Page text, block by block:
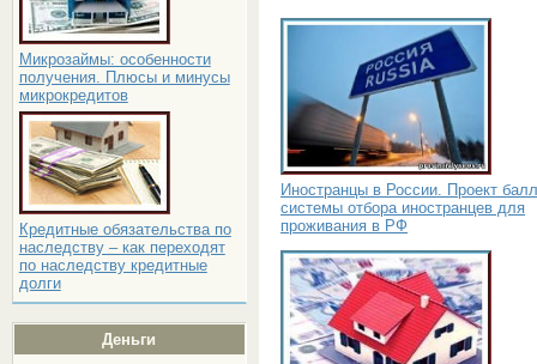
Микрозаймы: особенности
получения. Плюсы и минусы
микрокредитов
Кредитные обязательства по
наследству – как переходят
по наследству кредитные
долги
Деньги
Иностранцы в России. Проект
системы отбора иностранцев для
проживания в РФ